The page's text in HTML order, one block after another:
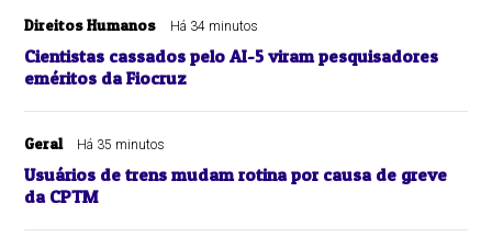
Direitos Humanos Há 34 minutos
Cientistas cassados pelo AI-5 viram pesquisadores
eméritos da Fiocruz
Geral Há 35 minutos
Usuários de trens mudam rotina por causa de greve
da CPTM